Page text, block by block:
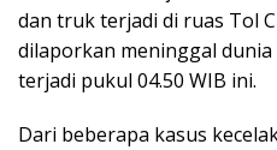
dan truk terjadi di ruas Tol
dilaporkan meninggal dunia
terjadi pukul 04.50 WIB ini.
Dari beberapa kasus